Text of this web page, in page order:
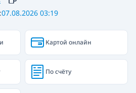
07.08.2026 03:19
Картой онлайн
По счёту